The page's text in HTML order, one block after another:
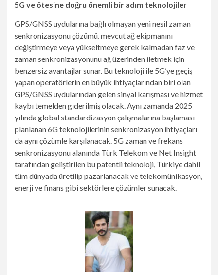
5G ve ötesine doğru önemli bir adım teknolojiler
GPS/GNSS uydularına bağlı olmayan yeni nesil zaman
senkronizasyonu çözümü, mevcut ağ ekipmanını
değiştirmeye veya yükseltmeye gerek kalmadan faz ve
zaman senkronizasyonunu ağ üzerinden iletmek için
benzersiz avantajlar sunar. Bu teknoloji ile 5G’ye geçiş
yapan operatörlerin en büyük ihtiyaçlarından biri olan
GPS/GNSS uydularından gelen sinyal karışması ve hizmet
kaybı temelden giderilmiş olacak. Aynı zamanda 2025
yılında global standardizasyon çalışmalarına başlaması
planlanan 6G teknolojilerinin senkronizasyon ihtiyaçları
da aynı çözümle karşılanacak. 5G zaman ve frekans
senkronizasyonu alanında Türk Telekom ve Net Insight
tarafından geliştirilen bu patentli teknoloji, Türkiye dahil
tüm dünyada üretilip pazarlanacak ve telekomünikasyon,
enerji ve finans gibi sektörlere çözümler sunacak.